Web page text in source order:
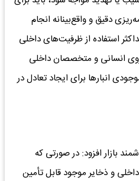
دقیق و واقع‌بینانه انجام
استفاده از ظرفیت‌های داخلی
انسانی و متخصصان داخلی
انبارها برای ایجاد تعادل در
بازار افزود: در صورتی که
داخلی و ذخایر موجود قابل تأمین